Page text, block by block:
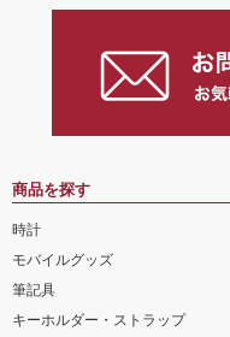
商品を探す
時計
モバイルグッズ
筆記具
キーホルダー・ストラップ